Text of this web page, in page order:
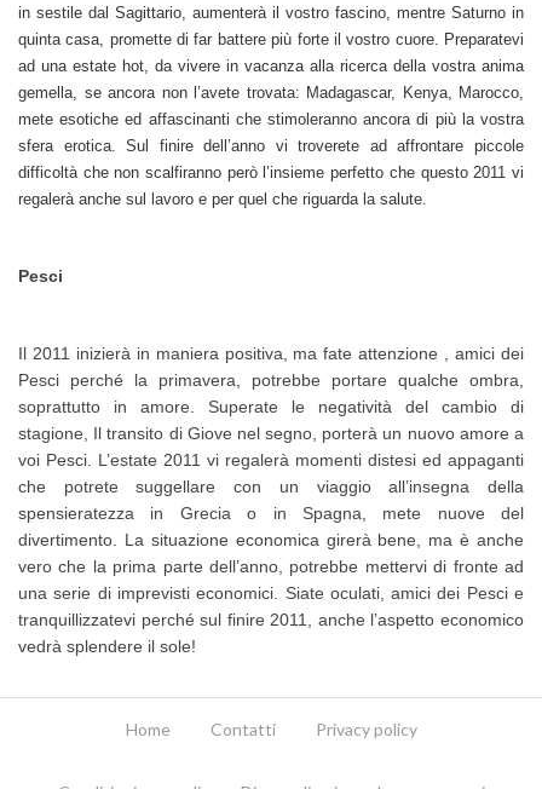
in sestile dal Sagittario, aumenterà il vostro fascino, mentre Saturno in
quinta casa, promette di far battere più forte il vostro cuore. Preparatevi
ad una estate hot, da vivere in vacanza alla ricerca della vostra anima
gemella, se ancora non l’avete trovata: Madagascar, Kenya, Marocco,
mete esotiche ed affascinanti che stimoleranno ancora di più la vostra
sfera erotica. Sul finire dell’anno vi troverete ad affrontare piccole
difficoltà che non scalfiranno però l’insieme perfetto che questo 2011 vi
regalerà anche sul lavoro e per quel che riguarda la salute.
Pesci
Il 2011 inizierà in maniera positiva, ma fate attenzione , amici dei
Pesci perché la primavera, potrebbe portare qualche ombra,
soprattutto in amore. Superate le negatività del cambio di
stagione, Il transito di Giove nel segno, porterà un nuovo amore a
voi Pesci. L’estate 2011 vi regalerà momenti distesi ed appaganti
che potrete suggellare con un viaggio all’insegna della
spensieratezza in Grecia o in Spagna, mete nuove del
divertimento. La situazione economica girerà bene, ma è anche
vero che la prima parte dell’anno, potrebbe mettervi di fronte ad
una serie di imprevisti economici. Siate oculati, amici dei Pesci e
tranquillizzatevi perché sul finire 2011, anche l’aspetto economico
vedrà splendere il sole!
Home Contatti Privacy policy